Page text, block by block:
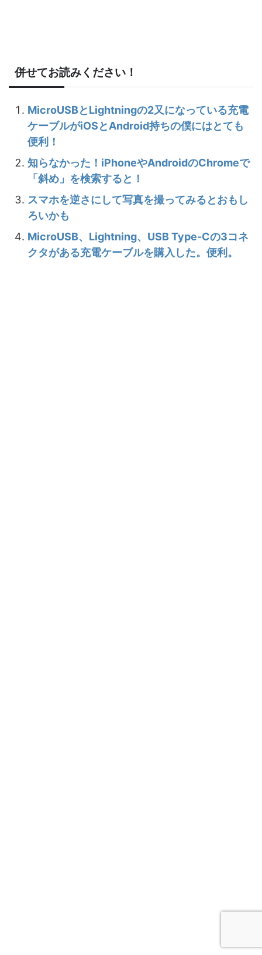
併せてお読みください！
MicroUSBとLightningの2又になっている充電
ケーブルがiOSとAndroid持ちの僕にはとても
便利！
知らなかった！iPhoneやAndroidのChromeで
「斜め」を検索すると！
スマホを逆さにして写真を撮ってみるとおもし
ろいかも
MicroUSB、Lightning、USB Type-Cの3コネ
クタがある充電ケーブルを購入した。便利。